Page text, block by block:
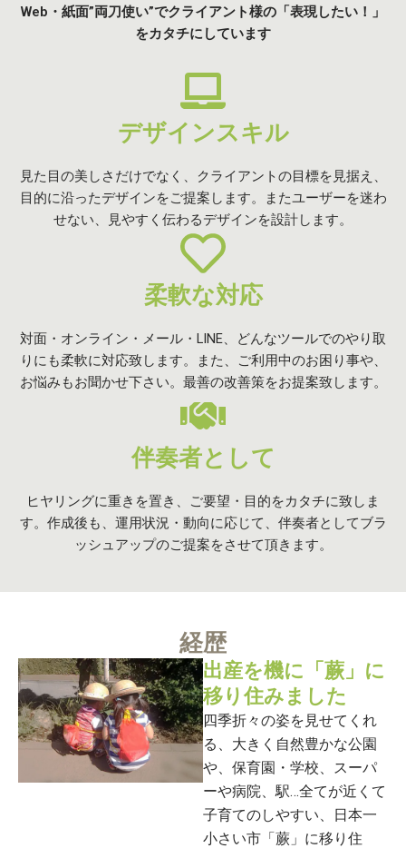
Web・紙面”両刀使い”でクライアント様の「表現したい！」
をカタチにしています
デザインスキル
見た目の美しさだけでなく、クライアントの目標を見据え、
目的に沿ったデザインをご提案します。またユーザーを迷わ
せない、見やすく伝わるデザインを設計します。
柔軟な対応
対面・オンライン・メール・LINE、どんなツールでのやり取
りにも柔軟に対応致します。また、ご利用中のお困り事や、
お悩みもお聞かせ下さい。最善の改善策をお提案致します。
伴奏者として
ヒヤリングに重きを置き、ご要望・目的をカタチに致しま
す。作成後も、運用状況・動向に応じて、伴奏者としてブラ
ッシュアップのご提案をさせて頂きます。
経歴
出産を機に「蕨」に
移り住みました
四季折々の姿を見せてくれ
る、大きく自然豊かな公園
や、保育園・学校、スーパ
ーや病院、駅…全てが近くて
子育てのしやすい、日本一
小さい市「蕨」に移り住